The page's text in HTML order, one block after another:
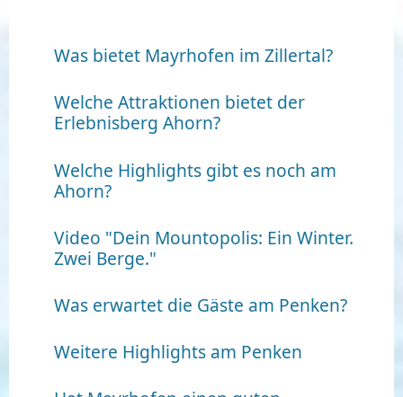
Was bietet Mayrhofen im Zillertal?
Welche Attraktionen bietet der
Erlebnisberg Ahorn?
Welche Highlights gibt es noch am
Ahorn?
Video "Dein Mountopolis: Ein Winter.
Zwei Berge."
Was erwartet die Gäste am Penken?
Weitere Highlights am Penken